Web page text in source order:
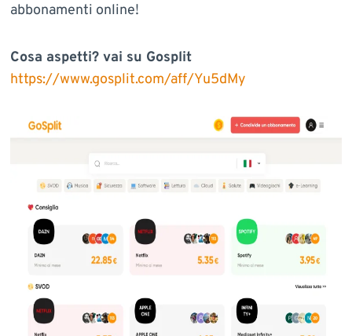
abbonamenti online!
Cosa aspetti? vai su Gosplit
https://www.gosplit.com/aff/Yu5dMy